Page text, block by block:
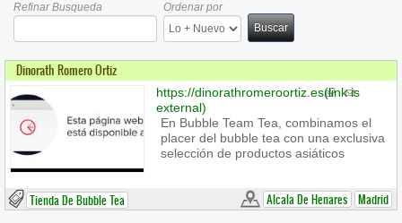
Refinar Busqueda
Ordenar por
Buscar
Dinorath Romero Ortiz
https://dinorathromeroortiz.es(link is
external)
En Bubble Team Tea, combinamos el
placer del bubble tea con una exclusiva
selección de productos asiáticos
Alcala De Henares Madrid
Tienda De Bubble Tea